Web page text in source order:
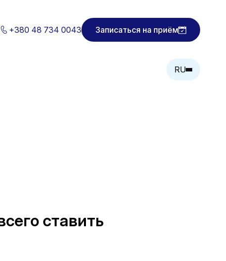
+380 48 734 0043 Записаться на приём
RU
ставить